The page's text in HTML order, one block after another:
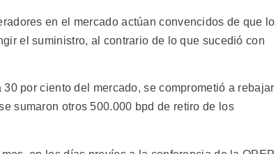
en el mercado actúan convencidos de que
el suministro, al contrario de lo que sucedió con
por ciento del mercado, se comprometió a rebajar
sumaron otros 500.000 bpd de retiro de los